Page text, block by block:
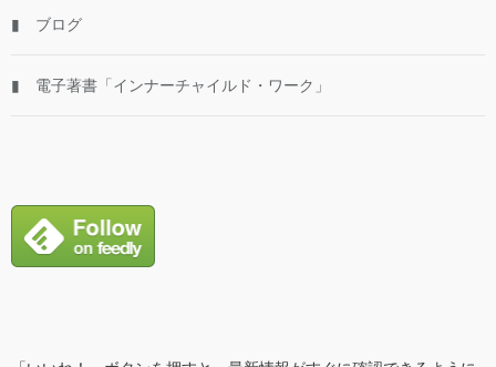
▮ ブログ
▮ 電子著書「インナーチャイルド・ワーク」